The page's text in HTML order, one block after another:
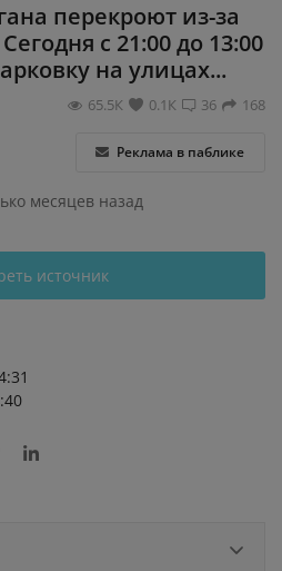
перекроют из-за
с 21:00 до 13:00
на улицах...
168
36
0.1К
65.5К
Реклама в паблике
месяцев назад
источник